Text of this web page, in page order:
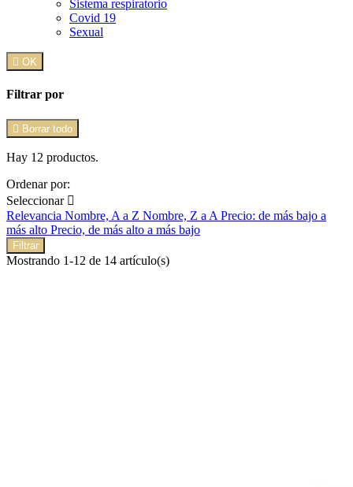
Sistema respiratorio
Covid 19
Sexual
 OK
Filtrar por
 Borrar todo
Hay 12 productos.
Ordenar por:
Seleccionar 
Relevancia Nombre, A a Z Nombre, Z a A Precio: de más bajo a
más alto Precio, de más alto a más bajo
Filtrar
Mostrando 1-12 de 14 artículo(s)